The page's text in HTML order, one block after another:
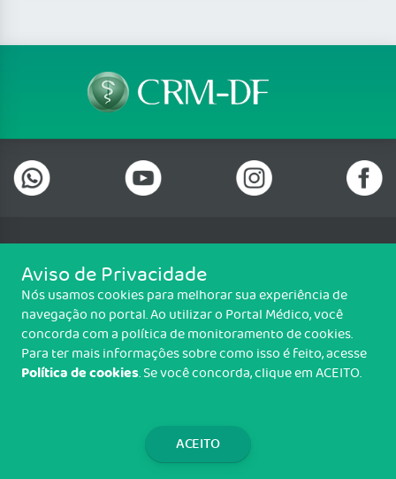
Telefone: (61) 3322 0001
Setor de Indústrias Gráficas (SIG), Quadra 01 Lote 985 2º Andar, Sala
202, Centro Empresarial Parque Brasília, Brasília/DF - CEP: 70.610-410
Copyright CRM-DF. Todos os direitos reservados.
TRANSPARÊNCIA E PRESTAÇÃO DE
Aviso de Privacidade
Nós usamos cookies para melhorar sua experiência de
navegação no portal. Ao utilizar o Portal Médico, você
concorda com a política de monitoramento de cookies.
Para ter mais informações sobre como isso é feito, acesse
Política de cookies. Se você concorda, clique em ACEITO.
ACEITO